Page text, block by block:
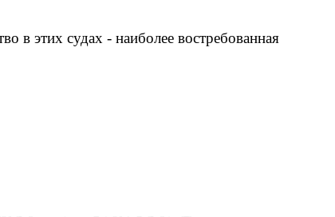
в этих судах - наиболее востребованная